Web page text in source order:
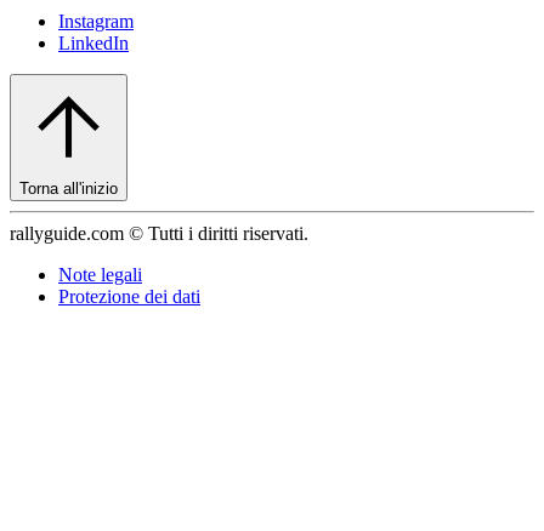
Instagram
LinkedIn
Torna all'inizio
rallyguide.com © Tutti i diritti riservati.
Note legali
Protezione dei dati